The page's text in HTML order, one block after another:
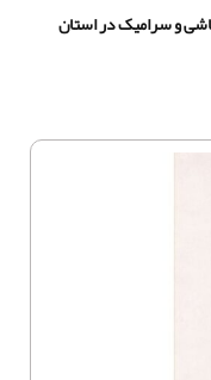
و سرامیک در استان